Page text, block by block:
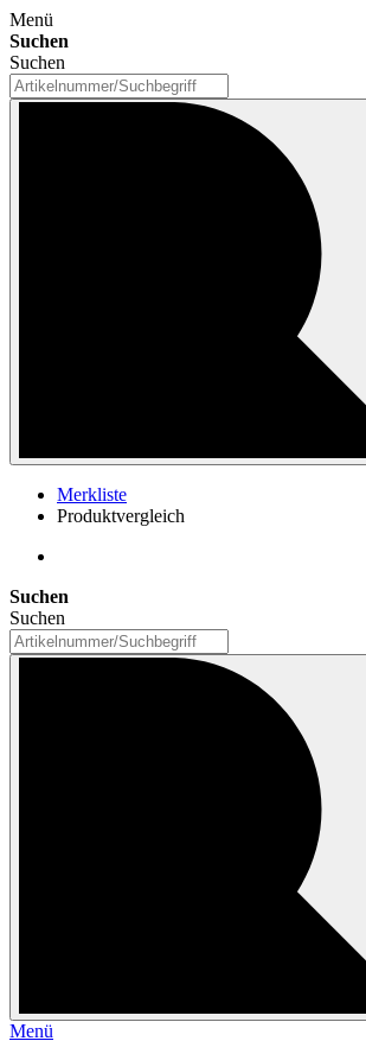
Menü
Suchen
Suchen
Merkliste
Produktvergleich
Suchen
Suchen
Menü